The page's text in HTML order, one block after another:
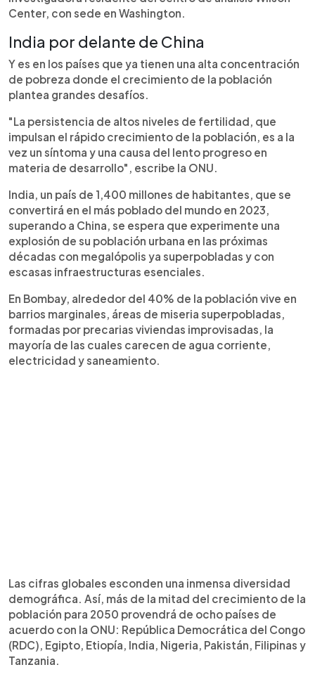
Center, con sede en Washington.
India por delante de China
Y es en los países que ya tienen una alta concentración
de pobreza donde el crecimiento de la población
plantea grandes desafíos.
"La persistencia de altos niveles de fertilidad, que
impulsan el rápido crecimiento de la población, es a la
vez un síntoma y una causa del lento progreso en
materia de desarrollo", escribe la ONU.
India, un país de 1,400 millones de habitantes, que se
convertirá en el más poblado del mundo en 2023,
superando a China, se espera que experimente una
explosión de su población urbana en las próximas
décadas con megalópolis ya superpobladas y con
escasas infraestructuras esenciales.
En Bombay, alrededor del 40% de la población vive en
barrios marginales, áreas de miseria superpobladas,
formadas por precarias viviendas improvisadas, la
mayoría de las cuales carecen de agua corriente,
electricidad y saneamiento.
Las cifras globales esconden una inmensa diversidad
demográfica. Así, más de la mitad del crecimiento de la
población para 2050 provendrá de ocho países de
acuerdo con la ONU: República Democrática del Congo
(RDC), Egipto, Etiopía, India, Nigeria, Pakistán, Filipinas y
Tanzania.